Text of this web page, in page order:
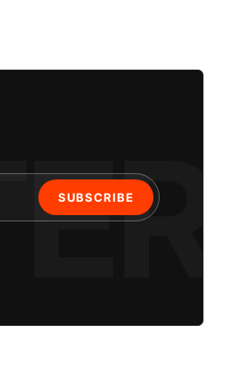
SUBSCRIBE